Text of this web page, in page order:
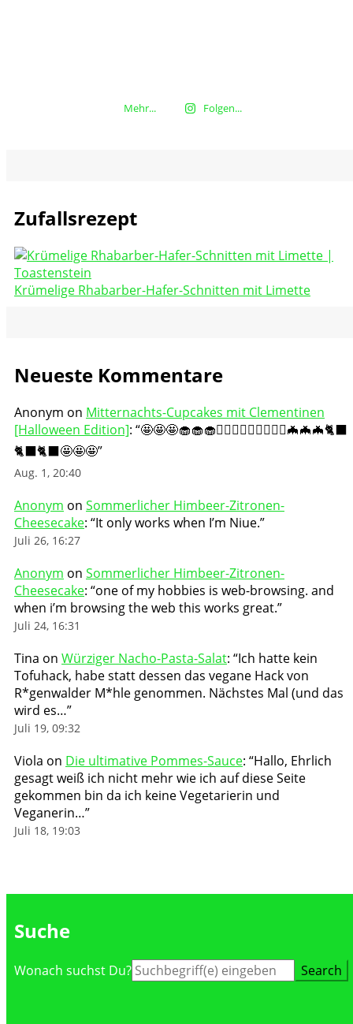
Mehr... Folgen...
Zufallsrezept
Krümelige Rhabarber-Hafer-Schnitten mit Limette
Neueste Kommentare
Anonym on Mitternachts-Cupcakes mit Clementinen
[Halloween Edition]: “🤩🤩🤩🧁🧁🧁🧛🏻‍♀️🧛🏻‍♀️🧛🏻‍♀️🦇🦇🦇🐈‍⬛
🐈‍⬛🐈‍⬛🤩🤩🤩”
Aug. 1, 20:40
Anonym on Sommerlicher Himbeer-Zitronen-
Cheesecake: “It only works when I’m Niue.”
Juli 26, 16:27
Anonym on Sommerlicher Himbeer-Zitronen-
Cheesecake: “one of my hobbies is web-browsing. and
when i’m browsing the web this works great.”
Juli 24, 16:31
Tina on Würziger Nacho-Pasta-Salat: “Ich hatte kein
Tofuhack, habe statt dessen das vegane Hack von
R*genwalder M*hle genommen. Nächstes Mal (und das
wird es…”
Juli 19, 09:32
Viola on Die ultimative Pommes-Sauce: “Hallo, Ehrlich
gesagt weiß ich nicht mehr wie ich auf diese Seite
gekommen bin da ich keine Vegetarierin und
Veganerin…”
Juli 18, 19:03
Suche
Suche
Wonach suchst Du?